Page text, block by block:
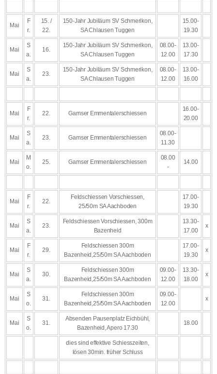
Mai
F
r.
15. /
22.
150-Jahr Jubiläum SV Schmerikon,
SA Chlausen Tuggen
15.00-
19.30
Mai
S
a.
16.
150-Jahr Jubiläum SV Schmerikon,
SA Chlausen Tuggen
08.00-
12.00
13.00-
17.30
Mai
S
a.
23.
150-Jahr Jubiläum SV Schmerikon,
SA Chlausen Tuggen
08.00-
12.00
13.00-
16.00
Mai
F
r.
22. Gamser Emmentalerschiessen
16.00-
20.00
Mai
S
a.
23. Gamser Emmentalerschiessen
08.00-
11.30
Mai
M
o.
25. Gamser Emmentalerschiessen
08.00
-
14.00
Mai
F
r.
22.
Feldschiessen Vorschiessen,
25/50m SA Aachboden
17.00-
19.30
Mai
S
a.
23.
Feldschiessen Vorschiessen, 300m
Bazenheid
13.30-
17.00
x
Mai
F
r.
29.
Feldschiessen 300m
Bazenheid,25/50m SA Aachboden
17.00-
19.30
x
Mai
S
a.
30.
Feldschiessen 300m
Bazenheid,25/50m SA Aachboden
09.00-
12.00
13.30-
18.00
x
Mai
S
o.
31.
Feldschiessen 300m
Bazenheid,25/50m SA Aachboden
09.00-
12.00
x
Mai
S
o.
31.
Absenden Pausenplatz Eichbühl,
Bazenheid, Apero 17.30
18.00
dies sind effektive Schiesszeiten,
lösen 30min. früher Schluss